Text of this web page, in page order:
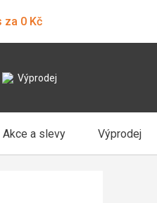
za 0 Kč
Výprodej
Akce a slevy Výprodej